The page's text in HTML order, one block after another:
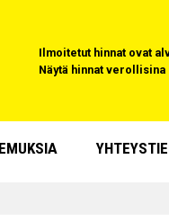
Ilmoitetut hinnat ovat
Näytä hinnat verollisina